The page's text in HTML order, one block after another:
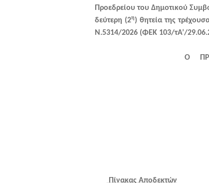
Προεδρείου του Δημοτικού
δεύτερη (2η) θητεία της
Ν.5314/2026 (ΦΕΚ 103/τΑ’/
Ο
Πίνακας Αποδεκτών